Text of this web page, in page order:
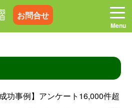
お問合せ
お電話はこちら
功事例】アンケート16,000件超